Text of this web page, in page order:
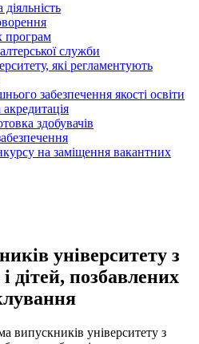
програм
служби
які регламентують
забезпечення якості освіти
здобувачів
на заміщення вакантних
університету з
дітей, позбавлених
випускників університету з